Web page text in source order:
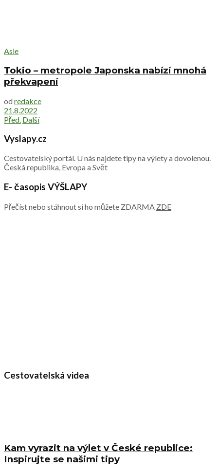
Asie
Tokio – metropole Japonska nabízí mnohá
překvapení
od redakce
21.8.2022
Před. Další
Vyslapy.cz
Cestovatelský portál. U nás najdete tipy na výlety a dovolenou.
Česká republika, Evropa a Svět
E- časopis VÝŠLAPY
Přečíst nebo stáhnout si ho můžete ZDARMA ZDE
Cestovatelská videa
Kam vyrazit na výlet v České republice:
Inspirujte se našimi tipy